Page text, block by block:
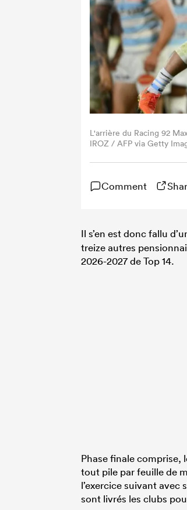
L'arrière du Racing 92
IROZ / AFP via Getty
Comment
Il s’en est donc fallu
treize autres
2026-2027 de Top 14.
Phase finale comprise,
tout pile par feuille de
l’exercice suivant
sont livrés les clubs